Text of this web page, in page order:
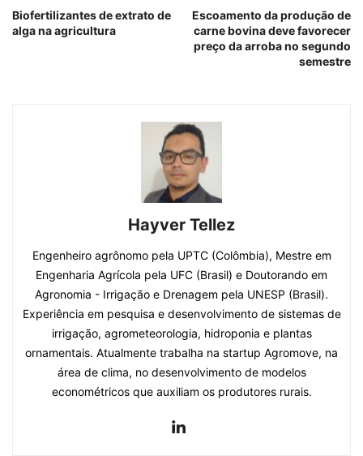
Biofertilizantes de extrato de
alga na agricultura
Escoamento da produção de
carne bovina deve favorecer
preço da arroba no segundo
semestre
Hayver Tellez
Engenheiro agrônomo pela UPTC (Colômbia), Mestre em
Engenharia Agrícola pela UFC (Brasil) e Doutorando em
Agronomia - Irrigação e Drenagem pela UNESP (Brasil).
Experiência em pesquisa e desenvolvimento de sistemas de
irrigação, agrometeorologia, hidroponia e plantas
ornamentais. Atualmente trabalha na startup Agromove, na
área de clima, no desenvolvimento de modelos
econométricos que auxiliam os produtores rurais.